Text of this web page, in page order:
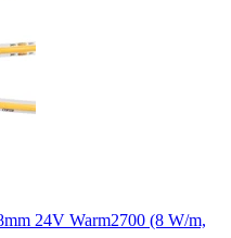
24V Warm2700 (8 W/m,